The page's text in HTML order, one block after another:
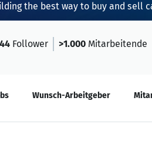
the best way to buy and sell
Follower >1.000 Mitarbeitende
Wunsch-Arbeitgeber